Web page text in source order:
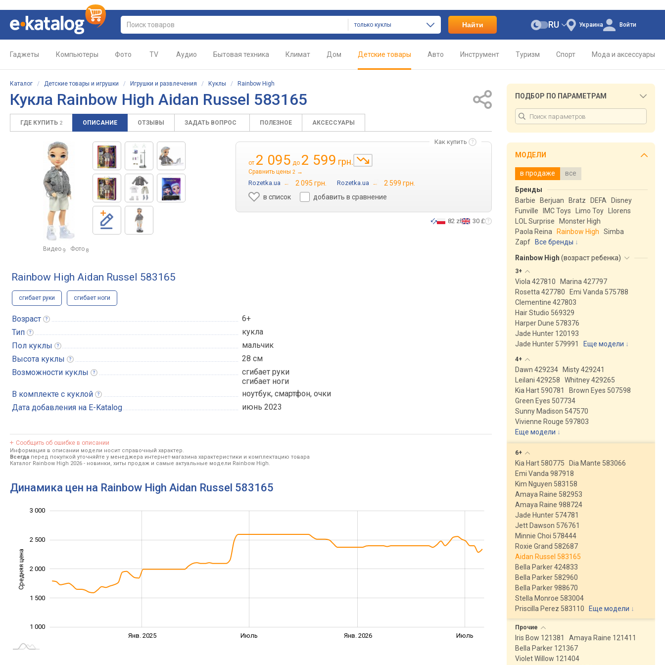
только куклы Найти Украина
RU Войти
Гаджеты Компьютеры Фото TV Аудио Бытовая техника Климат Дом Детские товары Авто Инструмент Туризм Спорт Мода и аксессуары
Каталог / Детские товары и игрушки / Игрушки и развлечения / Куклы / Rainbow High
Кукла Rainbow High Aidan Russel 583165
ГДЕ КУПИТЬ 2 ОПИСАНИЕ ОТЗЫВЫ ЗАДАТЬ ВОПРОС ПОЛЕЗНОЕ АКСЕССУАРЫ
Видео 9 Фото 8
Как купить
от 2 095 до 2 599 грн.
Сравнить цены 2 →
Rozetka.ua → 2 095 грн. Rozetka.ua →
2 599 грн.
в список
добавить в сравнение
82 zł 30 £
Rainbow High Aidan Russel 583165
сгибает руки сгибает ноги
Возраст
6+
Тип
кукла
Пол куклы
мальчик
Высота куклы
28 см
Возможности куклы
сгибает руки
сгибает ноги
В комплекте с куклой
ноутбук, смартфон, очки
Дата добавления на E-Katalog
июнь 2023
Сообщить об ошибке в описании
Информация в описании модели носит справочный характер.
Всегда перед покупкой уточняйте у менеджера интернет-магазина характеристики и комплектацию товара
Каталог Rainbow High 2026 - новинки, хиты продаж и самые актуальные модели Rainbow High.
Динамика цен на Rainbow High Aidan Russel 583165
Средняя цена 1 000
1 000
1 500
2 000
2 500
3 000
Янв. 2025 Июль Янв. 2026 Июль
ПОДБОР ПО ПАРАМЕТРАМ
МОДЕЛИ
в продаже все
Бренды
Barbie
Berjuan Bratz DEFA
Disney
Funville
IMC Toys Limo Toy
Llorens
LOL Surprise
Monster High
Paola Reina
Rainbow High
Simba
Zapf
Все бренды
Rainbow High (возраст ребенка)
3+
Viola 427810
Marina 427797
Rosetta 427780
Emi Vanda 575788
Clementine 427803
Hair Studio 569329
Harper Dune 578376
Jade Hunter 120193
Jade Hunter 579991
Еще модели ↓
4+
Dawn 429234
Misty 429241
Leilani 429258
Whitney 429265
Kia Hart 590781
Brown Eyes 507598
Green Eyes 507734
Sunny Madison 547570
Vivienne Rouge 597803
Еще модели ↓
6+
Kia Hart 580775
Dia Mante 583066
Emi Vanda 987918
Kim Nguyen 583158
Amaya Raine 582953
Amaya Raine 988724
Jade Hunter 574781
Jett Dawson 576761
Minnie Choi 578444
Roxie Grand 582687
Aidan Russel 583165
Bella Parker 424833
Bella Parker 582960
Bella Parker 988670
Stella Monroe 583004
Priscilla Perez 583110
Еще модели ↓
Прочие
Iris Bow 121381
Amaya Raine 121411
Bella Parker 121367
Violet Willow 121404